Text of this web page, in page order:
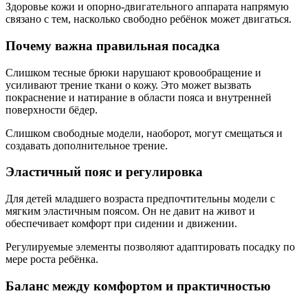
Здоровье кожи и опорно-двигательного аппарата напрямую
связано с тем, насколько свободно ребёнок может двигаться.
Почему важна правильная посадка
Слишком тесные брюки нарушают кровообращение и
усиливают трение ткани о кожу. Это может вызвать
покраснение и натирание в области пояса и внутренней
поверхности бёдер.
Слишком свободные модели, наоборот, могут смещаться и
создавать дополнительное трение.
Эластичный пояс и регулировка
Для детей младшего возраста предпочтительны модели с
мягким эластичным поясом. Он не давит на живот и
обеспечивает комфорт при сидении и движении.
Регулируемые элементы позволяют адаптировать посадку по
мере роста ребёнка.
Баланс между комфортом и практичностью